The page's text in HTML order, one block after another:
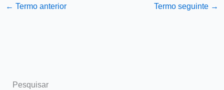
← Termo anterior Termo seguinte →
Pesquisar